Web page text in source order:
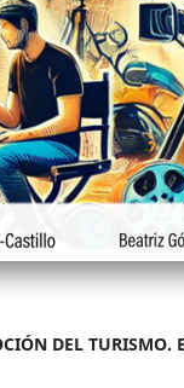
DEL TURISMO.